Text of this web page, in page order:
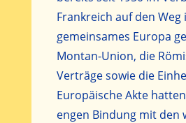
Frankreich auf den Weg
gemeinsames Europa
Montan-Union, die
Verträge sowie die
Europäische Akte
engen Bindung mit den